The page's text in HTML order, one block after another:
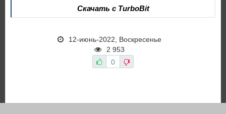
Скачать с TurboBit
12-июнь-2022, Воскресенье
2 953
0